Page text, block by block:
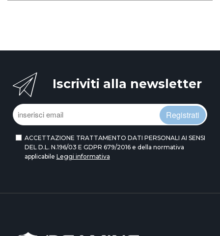
Iscriviti alla newsletter
Registrati
ACCETTAZIONE TRATTAMENTO DATI PERSONALI AI SENSI
DEL D.L. N.196/03 E GDPR 679/2016 e della normativa
applicabile Leggi informativa